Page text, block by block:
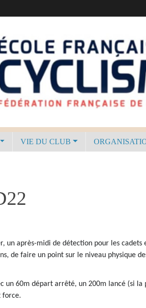
VIE DU CLUB
un après-midi de détection pour les cadets
de faire un point sur le niveau physique
un 60m départ arrêté, un 200m lancé (si la
force.